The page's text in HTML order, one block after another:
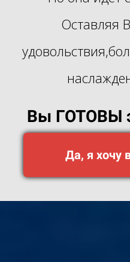
Оставляя
Вы ГОТОВЫ
Да, я хочу